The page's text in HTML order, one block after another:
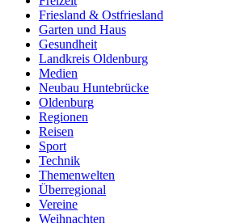
Friesland & Ostfriesland
Garten und Haus
Gesundheit
Landkreis Oldenburg
Medien
Neubau Huntebrücke
Oldenburg
Regionen
Reisen
Sport
Technik
Themenwelten
Überregional
Vereine
Weihnachten